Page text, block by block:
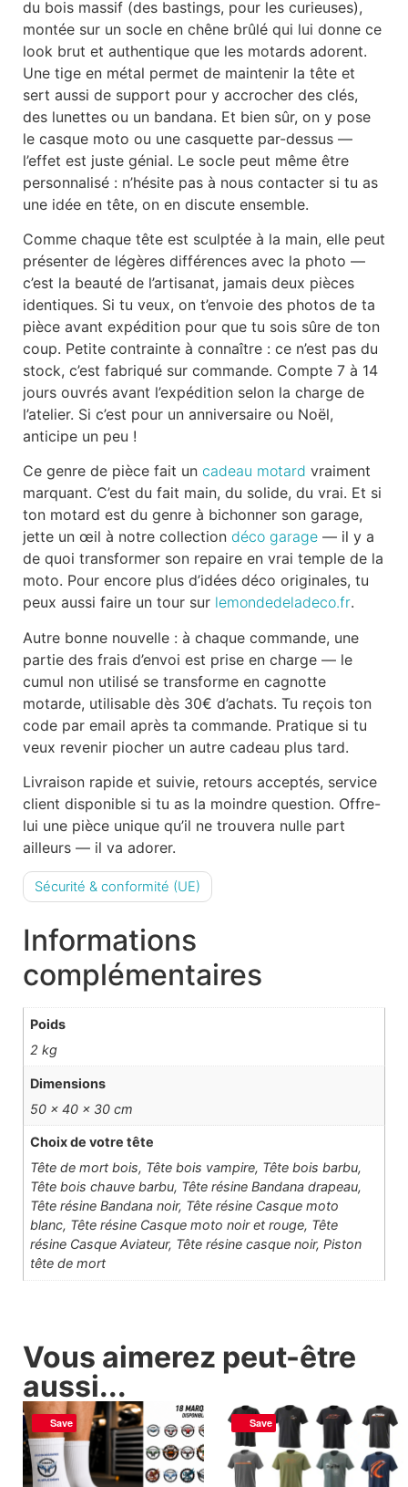
du bois massif (des bastings, pour les curieuses),
montée sur un socle en chêne brûlé qui lui donne ce
look brut et authentique que les motards adorent.
Une tige en métal permet de maintenir la tête et
sert aussi de support pour y accrocher des clés,
des lunettes ou un bandana. Et bien sûr, on y pose
le casque moto ou une casquette par-dessus —
l’effet est juste génial. Le socle peut même être
personnalisé : n’hésite pas à nous contacter si tu as
une idée en tête, on en discute ensemble.
Comme chaque tête est sculptée à la main, elle peut
présenter de légères différences avec la photo —
c’est la beauté de l’artisanat, jamais deux pièces
identiques. Si tu veux, on t’envoie des photos de ta
pièce avant expédition pour que tu sois sûre de ton
coup. Petite contrainte à connaître : ce n’est pas du
stock, c’est fabriqué sur commande. Compte 7 à 14
jours ouvrés avant l’expédition selon la charge de
l’atelier. Si c’est pour un anniversaire ou Noël,
anticipe un peu !
Ce genre de pièce fait un cadeau motard vraiment
marquant. C’est du fait main, du solide, du vrai. Et si
ton motard est du genre à bichonner son garage,
jette un œil à notre collection déco garage — il y a
de quoi transformer son repaire en vrai temple de la
moto. Pour encore plus d’idées déco originales, tu
peux aussi faire un tour sur lemondedeladeco.fr.
Autre bonne nouvelle : à chaque commande, une
partie des frais d’envoi est prise en charge — le
cumul non utilisé se transforme en cagnotte
motarde, utilisable dès 30€ d’achats. Tu reçois ton
code par email après ta commande. Pratique si tu
veux revenir piocher un autre cadeau plus tard.
Livraison rapide et suivie, retours acceptés, service
client disponible si tu as la moindre question. Offre-
lui une pièce unique qu’il ne trouvera nulle part
ailleurs — il va adorer.
Sécurité & conformité (UE)
Informations
complémentaires
Poids
2 kg
Dimensions
50 × 40 × 30 cm
Choix de votre tête
Tête de mort bois, Tête bois vampire, Tête bois barbu,
Tête bois chauve barbu, Tête résine Bandana drapeau,
Tête résine Bandana noir, Tête résine Casque moto
blanc, Tête résine Casque moto noir et rouge, Tête
résine Casque Aviateur, Tête résine casque noir, Piston
tête de mort
Vous aimerez peut-être
aussi...
Save Save